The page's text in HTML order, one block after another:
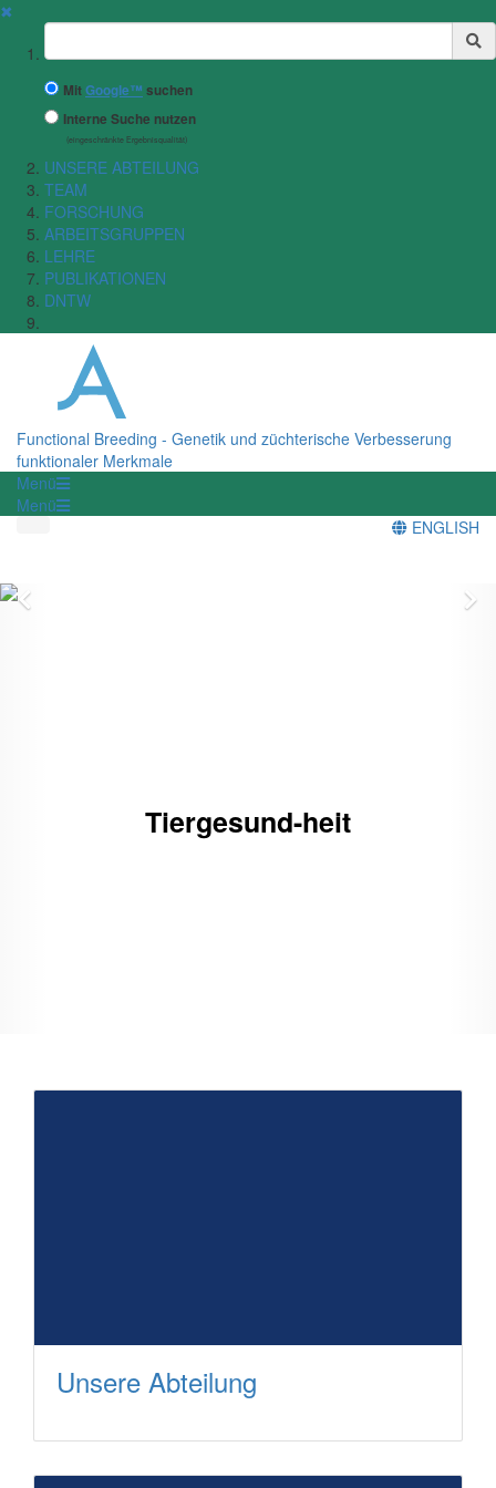
✖
Suchbegriff
MitGoogle™ suchen
Interne Suche nutzen
(eingeschränkte Ergebnisqualität)
UNSERE ABTEILUNG
TEAM
FORSCHUNG
ARBEITSGRUPPEN
LEHRE
PUBLIKATIONEN
DNTW
Functional Breeding - Genetik und züchterische Verbesserung
funktionaler Merkmale
Menü
Menü
ENGLISH
Tiergesund-heit
Unsere Abteilung